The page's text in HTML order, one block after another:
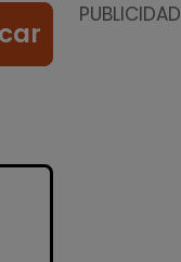
PUBLICIDAD